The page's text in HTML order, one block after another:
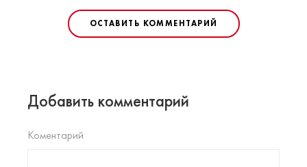
ОСТАВИТЬ КОММЕНТАРИЙ
Добавить комментарий
Коментарий